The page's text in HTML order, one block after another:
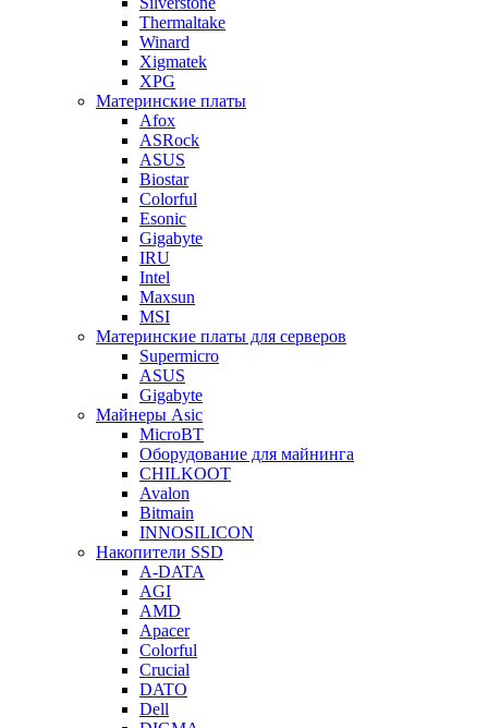
Thermaltake
Winard
Xigmatek
XPG
Материнские платы
Afox
ASRock
ASUS
Biostar
Colorful
Esonic
Gigabyte
IRU
Intel
Maxsun
MSI
Материнские платы для серверов
Supermicro
ASUS
Gigabyte
Майнеры Asic
MicroBT
Оборудование для майнинга
CHILKOOT
Avalon
Bitmain
INNOSILICON
Накопители SSD
A-DATA
AGI
AMD
Apacer
Colorful
Crucial
DATO
Dell